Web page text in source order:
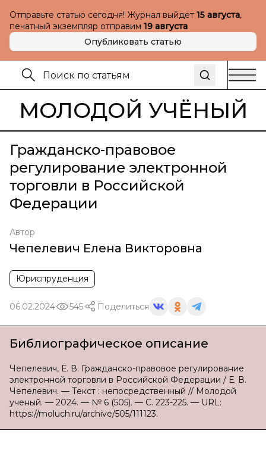
Отправьте статью сегодня! Журнал выйдет 15 августа,
печатный экземпляр отправим 19 августа
Опубликовать статью
МОЛОДОЙ УЧЁНЫЙ
Гражданско-правовое
регулирование электронной
торговли в Российской
Федерации
Автор
Чепелевич Елена Викторовна
Юриспруденция
06.02.2024 545 Поделиться
Библиографическое описание
Чепелевич, Е. В. Гражданско-правовое регулирование
электронной торговли в Российской Федерации / Е. В.
Чепелевич. — Текст : непосредственный // Молодой
ученый. — 2024. — № 6 (505). — С. 223-225. — URL:
https://moluch.ru/archive/505/111123.